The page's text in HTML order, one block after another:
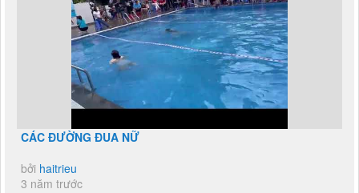
CÁC ĐƯỜNG ĐUA NỮ
bởi haitrieu
3 năm trước